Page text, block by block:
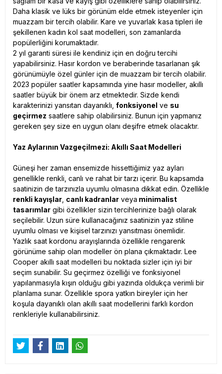
Daha klasik ve lüks bir görünüm elde etmek isteyenler için
muazzam bir tercih olabilir. Kare ve yuvarlak kasa tipleri ile
şekillenen kadın kol saat modelleri, son zamanlarda
popülerliğini korumaktadır.
2 yıl garanti süresi ile kendiniz için en doğru tercihi
yapabilirsiniz. Hasır kordon ve beraberinde tasarlanan şık
görünümüyle özel günler için de muazzam bir tercih olabilir.
2023 popüler saatler kapsamında yine hasır modeller, akıllı
saatler büyük bir önem arz etmektedir. Sizde kendi
karakterinizi yansıtan dayanıklı, fonksiyonel ve su
geçirmez saatlere sahip olabilirsiniz. Bunun için yapmanız
gereken şey size en uygun olanı deşifre etmek olacaktır.
Yaz Aylarının Vazgeçilmezi: Akıllı Saat Modelleri
Güneşi her zaman ensemizde hissettiğimiz yaz ayları
genellikle renkli, canlı ve rahat bir tarzı içerir. Bu kapsamda
saatinizin de tarzınızla uyumlu olmasına dikkat edin. Özellikle
renkli kayışlar canlı kadranlar veya minimalist
tasarımlar gibi özellikler sizin tercihlerinize bağlı olarak
seçilebilir. Uzun süre kullanacağınız saatinizin yaz stiline
uyumlu olması ve kişisel tarzınızı yansıtması önemlidir.
Yazlık saat kordonu arayışlarında özellikle rengarenk
görünüme sahip olan modeller ön plana çıkmaktadır. Lee
Cooper akıllı saat modelleri bu noktada sizler için iyi bir
seçim sunabilir. Su geçirmez özelliği ve fonksiyonel
yapılanmasıyla kışın olduğu gibi yazında oldukça verimli bir
planlama sunar. Özellikle spora yatkın bireyler için her
koşula dayanıklı olan akıllı saat modellerini farklı kordon
renkleriyle kullanabilirsiniz.